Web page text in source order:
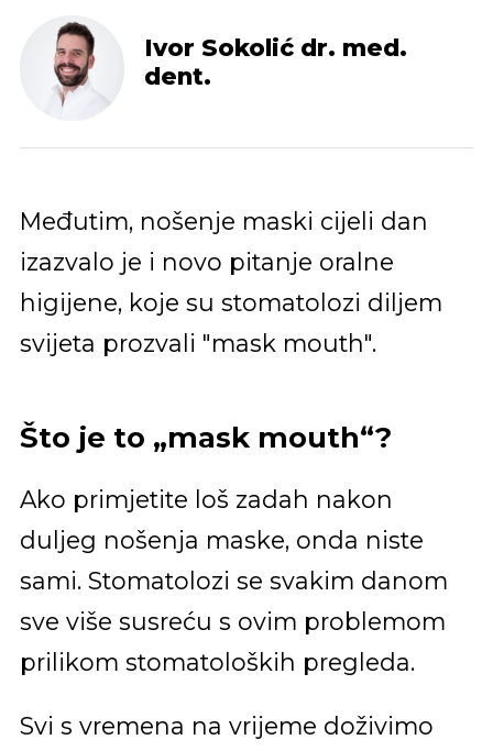
Ivor Sokolić dr. med.
dent.
Međutim, nošenje maski cijeli dan
izazvalo je i novo pitanje oralne
higijene, koje su stomatolozi diljem
svijeta prozvali "mask mouth".
Što je to „mask mouth“?
Ako primjetite loš zadah nakon
duljeg nošenja maske, onda niste
sami. Stomatolozi se svakim danom
sve više susreću s ovim problemom
prilikom stomatoloških pregleda.
Svi s vremena na vrijeme doživimo